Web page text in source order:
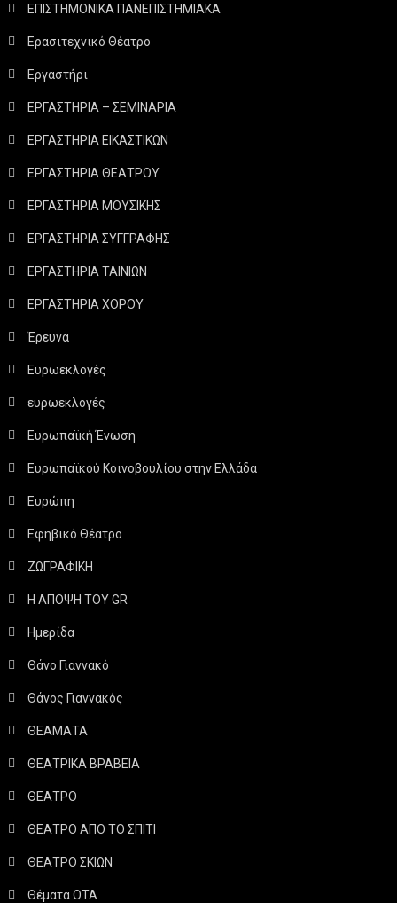
ΕΠΙΣΤΗΜΟΝΙΚΑ ΠΑΝΕΠΙΣΤΗΜΙΑΚΑ
Ερασιτεχνικό Θέατρο
Εργαστήρι
ΕΡΓΑΣΤΗΡΙΑ – ΣΕΜΙΝΑΡΙΑ
ΕΡΓΑΣΤΗΡΙΑ ΕΙΚΑΣΤΙΚΩΝ
ΕΡΓΑΣΤΗΡΙΑ ΘΕΑΤΡΟΥ
ΕΡΓΑΣΤΗΡΙΑ ΜΟΥΣΙΚΗΣ
ΕΡΓΑΣΤΗΡΙΑ ΣΥΓΓΡΑΦΗΣ
ΕΡΓΑΣΤΗΡΙΑ ΤΑΙΝΙΩΝ
ΕΡΓΑΣΤΗΡΙΑ ΧΟΡΟΥ
Έρευνα
Ευρωεκλογές
ευρωεκλογές
Ευρωπαϊκή Ένωση
Ευρωπαϊκού Κοινοβουλίου στην Ελλάδα
Ευρώπη
Εφηβικό Θέατρο
ΖΩΓΡΑΦΙΚΗ
Η ΑΠΟΨΗ ΤΟΥ GR
Ημερίδα
Θάνο Γιαννακό
Θάνος Γιαννακός
ΘΕΑΜΑΤΑ
ΘΕΑΤΡΙΚΑ ΒΡΑΒΕΙΑ
ΘΕΑΤΡΟ
ΘΕΑΤΡΟ ΑΠΟ ΤΟ ΣΠΙΤΙ
ΘΕΑΤΡΟ ΣΚΙΩΝ
Θέματα ΟΤΑ